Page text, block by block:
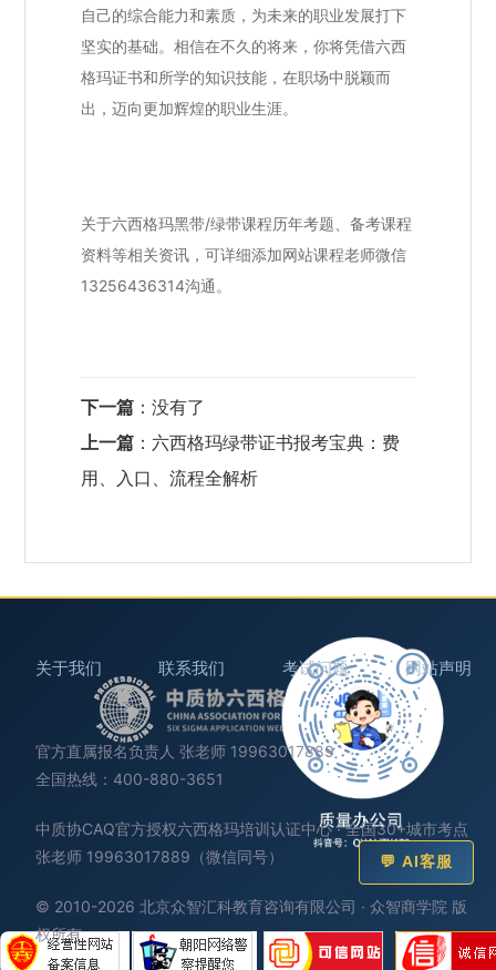
自己的综合能力和素质，为未来的职业发展打下
坚实的基础。相信在不久的将来，你将凭借六西
格玛证书和所学的知识技能，在职场中脱颖而
出，迈向更加辉煌的职业生涯。
关于六西格玛黑带/绿带课程历年考题、备考课程
资料等相关资讯，可详细添加网站课程老师微信
13256436314沟通。
下一篇 ：没有了
上一篇 ： 六西格玛绿带证书报考宝典：费
用、入口、流程全解析
关于我们 联系我们 考试问题 网站声明
官方直属报名负责人 张老师 19963017889
全国热线：400-880-3651
中质协CAQ官方授权六西格玛培训认证中心 · 全国30+城市考点
张老师 19963017889（微信同号）
© 2010-2026 北京众智汇科教育咨询有限公司 · 众智商学院 版
权所有
💬 AI客服